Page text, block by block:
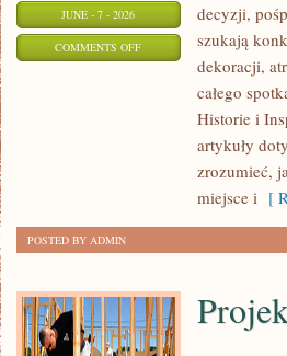
JUNE - 7 - 2026
COMMENTS OFFON
INSPIRACJE
CZYTELNIKÓW
decyzji,
szukają
dekoracji,
całego
Historie i
artykuły
zrozumieć,
miejsce i [
POSTED BY ADMIN